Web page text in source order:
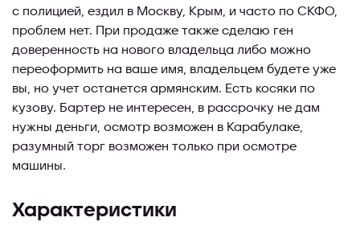
с полицией, ездил в Москву, Крым, и часто по СКФО,
проблем нет. При продаже также сделаю ген
доверенность на нового владельца либо можно
переоформить на ваше имя, владельцем будете уже
вы, но учет останется армянским. Есть косяки по
кузову. Бартер не интересен, в рассрочку не дам
нужны деньги, осмотр возможен в Карабулаке,
разумный торг возможен только при осмотре
машины.
Характеристики